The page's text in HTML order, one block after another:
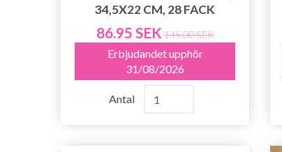
34,5X22 CM, 28 FACK
86.95 SEK 145.00 SEK
Erbjudandet upphör
31/08/2026
Antal